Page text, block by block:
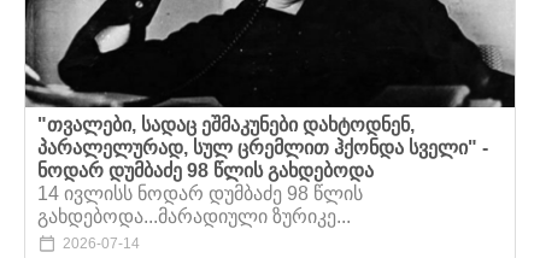
"თვალები, სადაც ეშმაკუნები დახტოდნენ,
პარალელურად, სულ ცრემლით ჰქონდა სველი" -
ნოდარ დუმბაძე 98 წლის გახდებოდა
14 ივლისს ნოდარ დუმბაძე 98 წლის
გახდებოდა...მარადიული ზურიკე...
2026-07-14